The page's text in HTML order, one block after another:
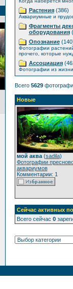
Растения(386)
Аквариумные и
Фрагменты
оборудования
Опознание
Фотографии
прочего, которые
Ассоциация
Фотографии из
Всего 5629
Новые
мой аква(sadila)
Фотографии
аквариумов
Комментарии: 1
Сейчас активных
Всего сейчас 0